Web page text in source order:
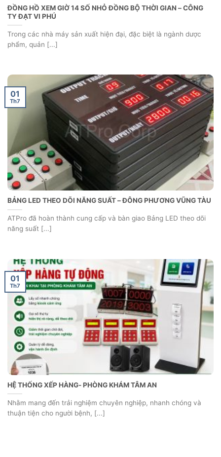
ĐỒNG HỒ XEM GIỜ 14 SỐ NHỎ ĐỒNG BỘ THỜI GIAN – CÔNG
TY ĐẠT VI PHÚ
Trong các nhà máy sản xuất hiện đại, đặc biệt là ngành dược
phẩm, quản [...]
BẢNG LED THEO DÕI NĂNG SUẤT – ĐÔNG PHƯƠNG VŨNG TÀU
ATPro đã hoàn thành cung cấp và bàn giao Bảng LED theo dõi
năng suất [...]
01
Th7
HỆ THỐNG XẾP HÀNG- PHÒNG KHÁM TÂM AN
Nhằm mang đến trải nghiệm chuyên nghiệp, nhanh chóng và
thuận tiện cho người bệnh, [...]
01
Th7